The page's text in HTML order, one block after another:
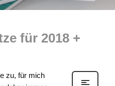
für 2018 +
zu, für mich